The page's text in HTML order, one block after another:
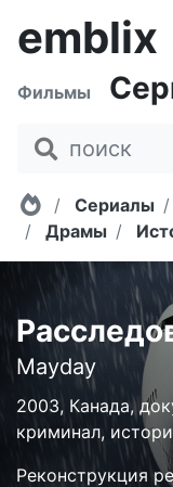
emblix
Фильмы
Главная
Сериалы
Драмы
Mayday
2003, Канада,
криминал,
Реконструкция